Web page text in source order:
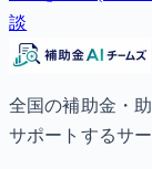
談
全国の補助金・
サポートするサー